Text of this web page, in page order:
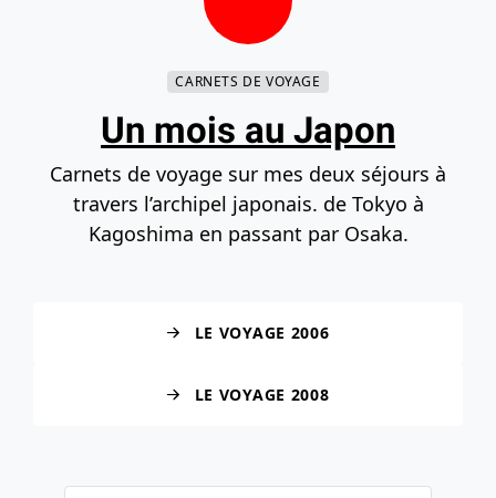
Navigation principale
Accéder au bas de la page
CARNETS DE VOYAGE
Un mois au Japon
Carnets de voyage sur mes deux séjours à
travers l’archipel japonais. de Tokyo à
Kagoshima en passant par Osaka.
LE VOYAGE 2006
LE VOYAGE 2008